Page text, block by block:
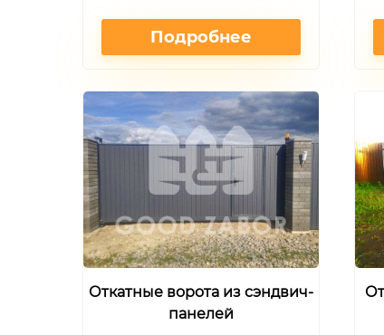
Подробнее
Откатные ворота из сэндвич-
панелей